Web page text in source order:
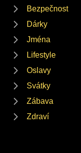
Bezpečnost
Dárky
Jména
Lifestyle
Oslavy
Svátky
Zábava
Zdraví